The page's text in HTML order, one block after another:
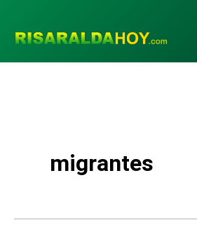
contenido
migrantes